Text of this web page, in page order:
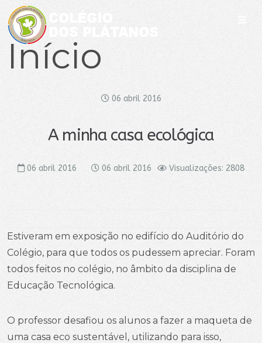
Início
06 abril 2016
A minha casa ecológica
06 abril 2016 06 abril 2016 Visualizações: 2808
Estiveram em exposição no edifício do Auditório do
Colégio, para que todos os pudessem apreciar. Foram
todos feitos no colégio, no âmbito da disciplina de
Educação Tecnológica.
O professor desafiou os alunos a fazer a maqueta de
uma casa eco sustentável, utilizando para isso,